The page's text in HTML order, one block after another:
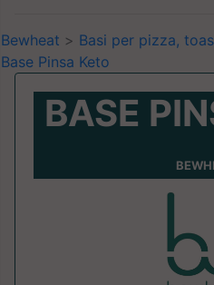
Bewheat > Basi per pizza,
Base Pinsa Keto
BASE